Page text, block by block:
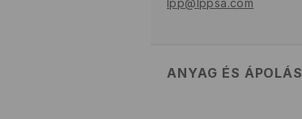
lpp@lppsa.com
ANYAG ÉS ÁPOLÁS